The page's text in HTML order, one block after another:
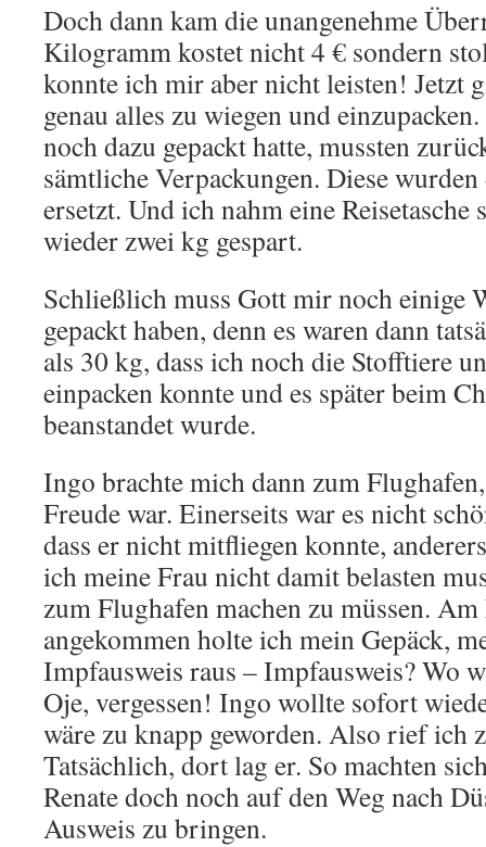
Doch dann kam die unangenehme
Kilogramm kostet nicht 4 € sondern
konnte ich mir aber nicht leisten! Jetzt
genau alles zu wiegen und
noch dazu gepackt hatte, mussten
sämtliche Verpackungen. Diese
ersetzt. Und ich nahm eine Reisetasche
wieder zwei kg gespart.
Schließlich muss Gott mir noch einige
gepackt haben, denn es waren dann
als 30 kg, dass ich noch die Stofftiere
einpacken konnte und es später beim
beanstandet wurde.
Ingo brachte mich dann zum
Freude war. Einerseits war es nicht
dass er nicht mitfliegen konnte,
ich meine Frau nicht damit belasten
zum Flughafen machen zu müssen.
angekommen holte ich mein Gepäck,
Impfausweis raus – Impfausweis? Wo
Oje, vergessen! Ingo wollte sofort
wäre zu knapp geworden. Also rief ich
Tatsächlich, dort lag er. So machten
Renate doch noch auf den Weg nach
Ausweis zu bringen.